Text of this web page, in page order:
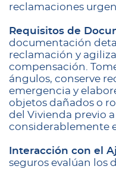
reclamaciones
Requisitos de
documentación
reclamación y
compensación.
ángulos, conserve
emergencia y
objetos dañados o
del Vivienda previo
considerablemente
Interacción con el
seguros evalúan los